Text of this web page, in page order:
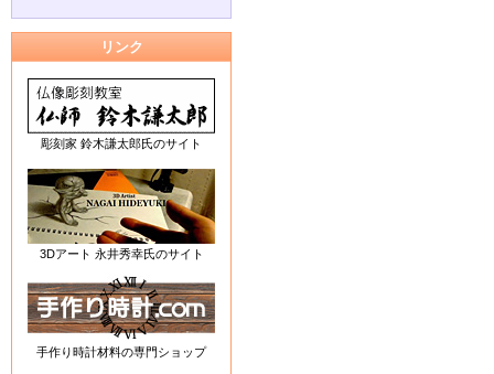
リンク
彫刻家 鈴木謙太郎氏のサイト
3Dアート 永井秀幸氏のサイト
手作り時計材料の専門ショップ